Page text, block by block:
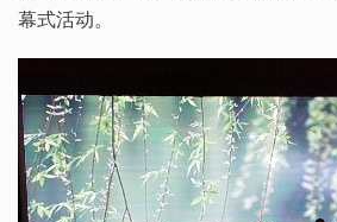
幕式活动。